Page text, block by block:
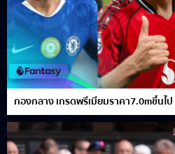
กองกลาง เกรดพรีเมียมราคา7.0mขึ้นไ